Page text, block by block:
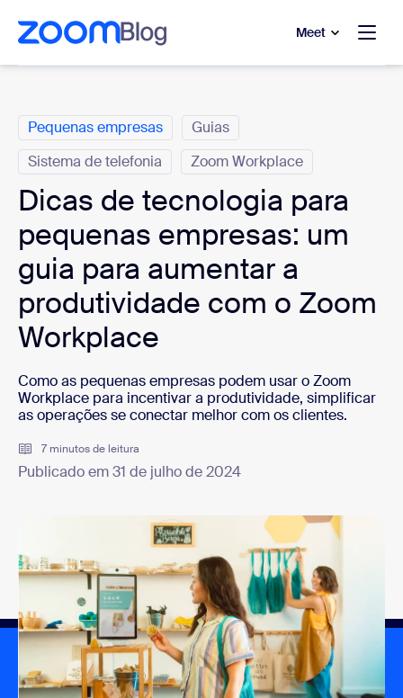
principal
chat de ajuda
Meet
Pequenas empresas
Guias
Sistema de telefonia
Zoom Workplace
Dicas de tecnologia para
pequenas empresas: um
guia para aumentar a
produtividade com o Zoom
Workplace
Como as pequenas empresas podem usar o Zoom
Workplace para incentivar a produtividade, simplificar
as operações se conectar melhor com os clientes.
7 minutos de leitura
Publicado em 31 de julho de 2024